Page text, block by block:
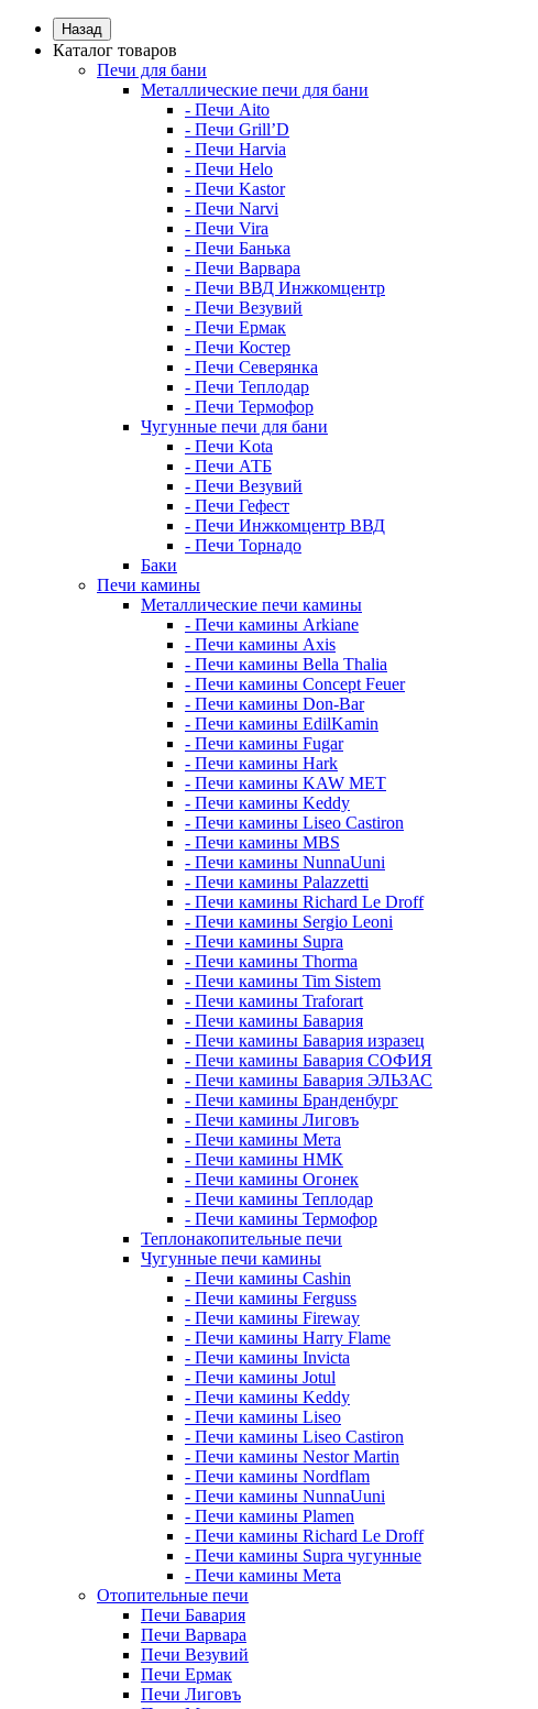
Назад
Каталог товаров
Печи для бани
Металлические печи для бани
- Печи Aito
- Печи Grill’D
- Печи Harvia
- Печи Helo
- Печи Kastor
- Печи Narvi
- Печи Vira
- Печи Банька
- Печи Варвара
- Печи ВВД Инжкомцентр
- Печи Везувий
- Печи Ермак
- Печи Костер
- Печи Северянка
- Печи Теплодар
- Печи Термофор
Чугунные печи для бани
- Печи Kota
- Печи АТБ
- Печи Везувий
- Печи Гефест
- Печи Инжкомцентр ВВД
- Печи Торнадо
Баки
Печи камины
Металлические печи камины
- Печи камины Arkiane
- Печи камины Axis
- Печи камины Bella Thalia
- Печи камины Concept Feuer
- Печи камины Don-Bar
- Печи камины EdilKamin
- Печи камины Fugar
- Печи камины Hark
- Печи камины KAW MET
- Печи камины Keddy
- Печи камины Liseo Castiron
- Печи камины MBS
- Печи камины NunnaUuni
- Печи камины Palazzetti
- Печи камины Richard Le Droff
- Печи камины Sergio Leoni
- Печи камины Supra
- Печи камины Thorma
- Печи камины Tim Sistem
- Печи камины Traforart
- Печи камины Бавария
- Печи камины Бавария изразец
- Печи камины Бавария СОФИЯ
- Печи камины Бавария ЭЛЬЗАС
- Печи камины Бранденбург
- Печи камины Лиговъ
- Печи камины Мета
- Печи камины НМК
- Печи камины Огонек
- Печи камины Теплодар
- Печи камины Термофор
Теплонакопительные печи
Чугунные печи камины
- Печи камины Cashin
- Печи камины Ferguss
- Печи камины Fireway
- Печи камины Harry Flame
- Печи камины Invicta
- Печи камины Jotul
- Печи камины Keddy
- Печи камины Liseo
- Печи камины Liseo Castiron
- Печи камины Nestor Martin
- Печи камины Nordflam
- Печи камины NunnaUuni
- Печи камины Plamen
- Печи камины Richard Le Droff
- Печи камины Supra чугунные
- Печи камины Мета
Отопительные печи
Печи Бавария
Печи Варвара
Печи Везувий
Печи Ермак
Печи Лиговъ